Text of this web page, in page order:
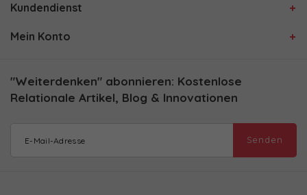
Kundendienst
Mein Konto
"Weiterdenken" abonnieren: Kostenlose
Relationale Artikel, Blog & Innovationen
Senden